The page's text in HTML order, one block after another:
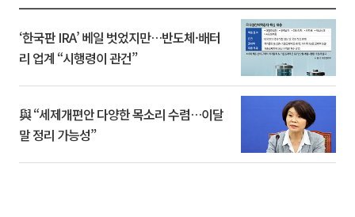
‘한국판 IRA’ 베일 벗었지만…반도체·배터
리 업계 “시행령이 관건”
與 “세제개편안 다양한 목소리 수렴…이달
말 정리 가능성”